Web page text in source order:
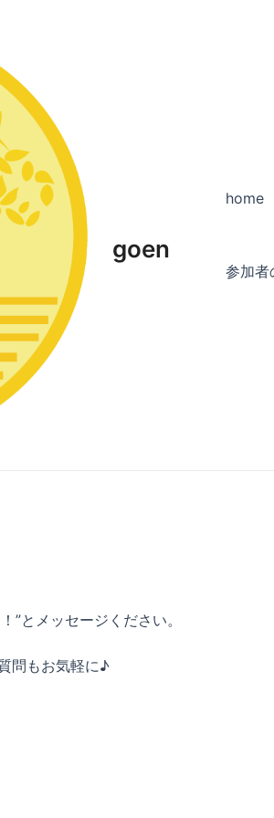
goen
home
参加者
とメッセージください。
問もお気軽に♪